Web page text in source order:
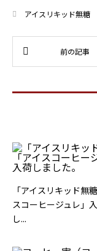
アイスリキッド無糖
「アイスリキッド無
スコーヒージュレ」
し...